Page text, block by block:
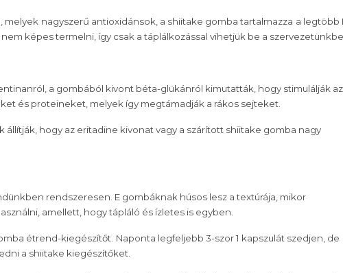
melyek nagyszerű antioxidánsok, a shiitake gomba tartalmazza a legtöbb
képes termelni, így csak a táplálkozással vihetjük be a
a gombából kivont béta-glükánról kimutatták, hogy stimulálják az
és proteineket, melyek így megtámadják a rákos sejteket.
hogy az eritadine kivonat vagy a szárított shiitake gomba nagy
rendszeresen. E gombáknak húsos lesz a textúrája, mikor
amellett, hogy tápláló és ízletes is egyben.
étrend-kiegészítőt. Naponta legfeljebb 3-szor 1 kapszulát szedjen, de
a shiitake kiegészítőket.